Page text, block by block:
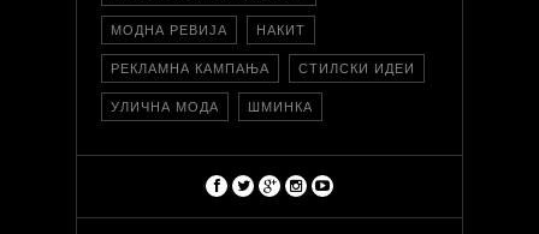
МОДНА РЕВИЈА НАКИТ
РЕКЛАМНА КАМПАЊА СТИЛСКИ ИДЕИ
УЛИЧНА МОДА ШМИНКА